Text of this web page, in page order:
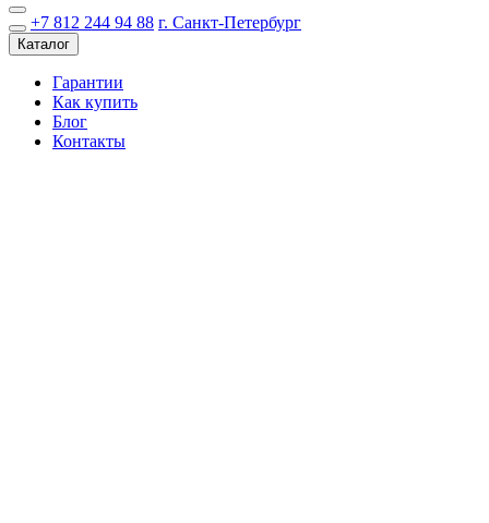
+7 812 244 94 88 г. Санкт-Петербург
Каталог
Гарантии
Как купить
Блог
Контакты